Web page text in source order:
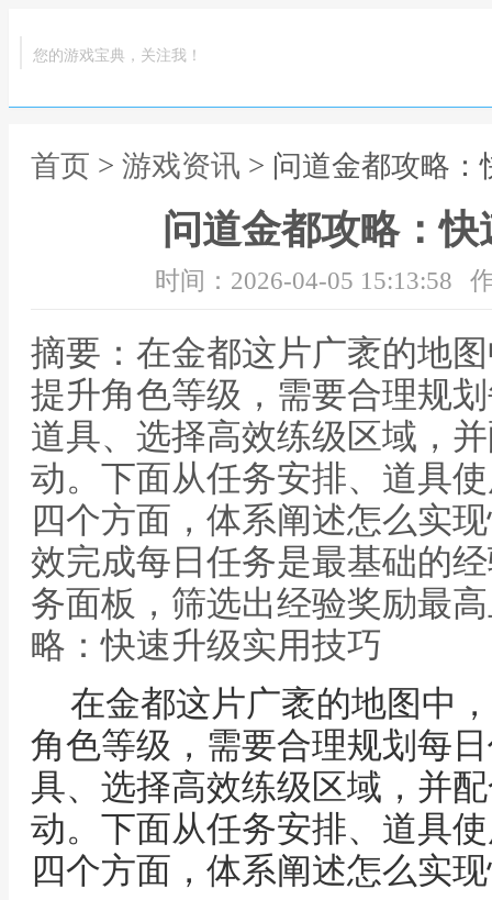
您的游戏宝典，关注我！
首页 > 游戏资讯 > 问道金都攻略
问道金都攻略：
时间：2026-04-05 15:13:58
摘要：在金都这片广袤的地
提升角色等级，需要合理规
道具、选择高效练级区域，
动。下面从任务安排、道具
四个方面，体系阐述怎么实
效完成每日任务是最基础的
务面板，筛选出经验奖励最
略：快速升级实用技巧
在金都这片广袤的地图中
角色等级，需要合理规划每
具、选择高效练级区域，并
动。下面从任务安排、道具
四个方面，体系阐述怎么实